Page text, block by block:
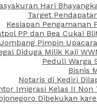
Hari
Target
Kesiapan Pengamanan
PP dan Bea Cukai
Pimpin
Diduga Milik Kaji
Peduli Warga
Bisnis
Notaris di Kediri
Imigrasi Kelas II Non
Dibekukan